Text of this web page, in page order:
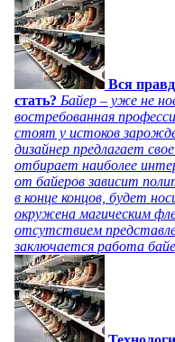
Вся
стать? Байер – уже не
востребованная
стоят у истоков
дизайнер предлагает
отбирает наиболее
от байеров зависит
в конце концов, будет
окружена магическим
отсутствием
заключается работа